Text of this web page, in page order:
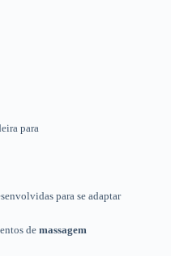
para
para se adaptar
de massagem